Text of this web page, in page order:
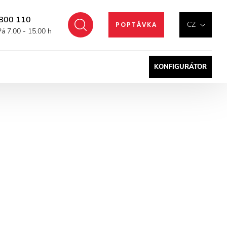
CZ
POPTÁVKA
Hledat
110
7.00 - 15.00 h
KONFIGURÁTOR